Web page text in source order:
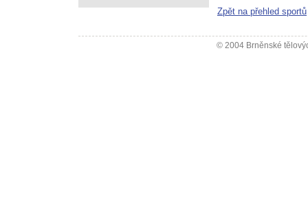
Zpět na přehled sportů
© 2004 Brněnské